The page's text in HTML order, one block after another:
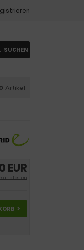
SUCHEN
0 Artikel
EUR